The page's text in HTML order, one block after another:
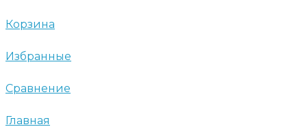
Корзина
Избранные
Сравнение
Главная